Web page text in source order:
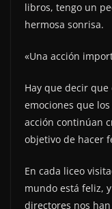
libros, tengo un
hermosa sonrisa.
«Una acción
Hay que decir
emociones que
acción continúan
objetivo de hacer
En cada liceo
mundo está feliz,
directores nos